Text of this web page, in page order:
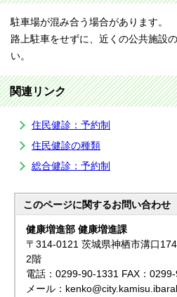
駐車場が混み合う場合があります。
路上駐車をせずに、近くの公共施設
い。
関連リンク
住民健診：予約制
住民健診の種類
総合健診：予約制
このページに関するお問い合わせ
健康増進部 健康増進課
〒314-0121 茨城県神栖市溝口
2階
電話：0299-90-1331 FAX：
メール：